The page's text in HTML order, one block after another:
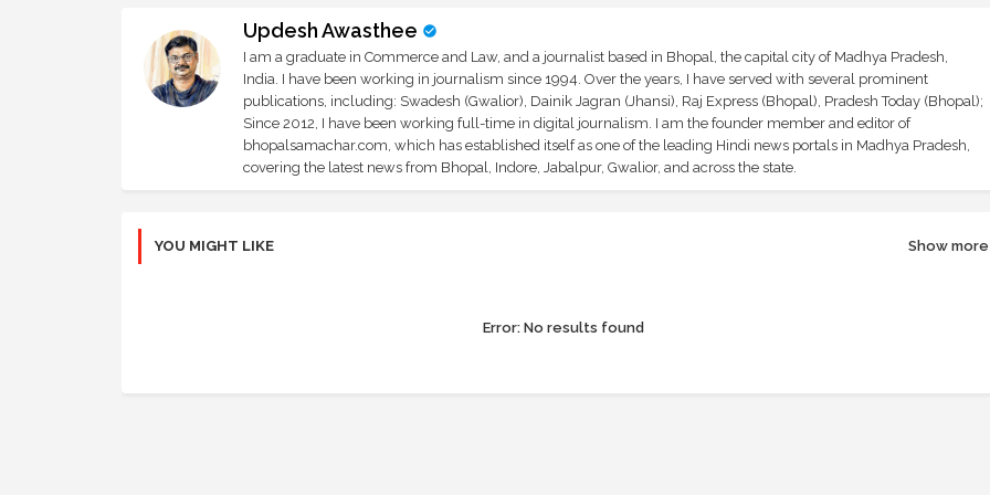
Updesh Awasthee
I am a graduate in Commerce and Law, and a journalist based in Bhopal, the capital city of Madhya Pradesh,
India. I have been working in journalism since 1994. Over the years, I have served with several prominent
publications, including: Swadesh (Gwalior), Dainik Jagran (Jhansi), Raj Express (Bhopal), Pradesh Today (Bhopal);
Since 2012, I have been working full-time in digital journalism. I am the founder member and editor of
bhopalsamachar.com, which has established itself as one of the leading Hindi news portals in Madhya Pradesh,
covering the latest news from Bhopal, Indore, Jabalpur, Gwalior, and across the state.
YOU MIGHT LIKE Show more
Error:No results found